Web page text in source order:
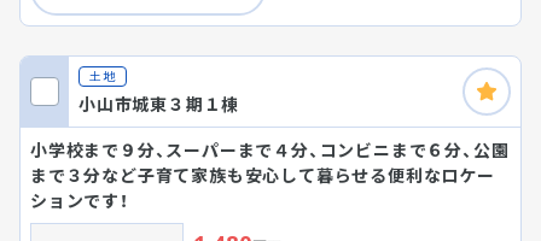
土地
小山市城東３期１棟
小学校まで９分、スーパーまで４分、コンビニまで６分、公園
まで３分など子育て家族も安心して暮らせる便利なロケー
ションです！